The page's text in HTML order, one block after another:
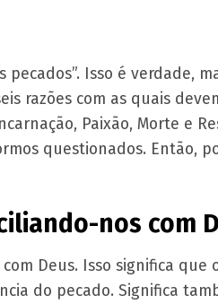
Isso é verdade,
razões com as quais
Paixão, Morte e
questionados. Então,
nos com
Deus. Isso significa que
do pecado. Significa